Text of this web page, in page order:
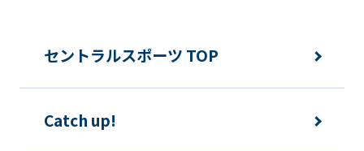
セントラルスポーツ TOP
Catch up!